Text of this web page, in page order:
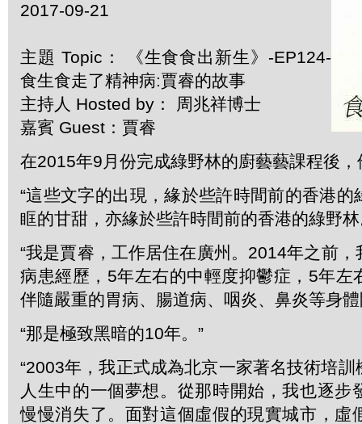
2017-09-21
主題 Topic： 《生食食出新生》-EP124-
食生食走了精神病:賈睿的故事
主持人 Hosted by： 周兆祥博士
嘉賓 Guest：賈睿
在2015年9月份完成綠野林的廚藝藝課程後
“這些文字的出現，緣於些許時間前的香港的
眶的甘甜，亦緣於些許時間前的香港的綠野林
“我是賈睿，工作居住在廣州。2014年之前
病患經歷，5年左右的中輕度抑鬱症，5年左
伴隨嚴重的胃病、腸道病、咽炎、鼻炎等身體
“那是極致黑暗的10年。”
“2003年，我正式成為北京一家著名技術培
人生中的一個夢想。從那時開始，我也逐步
慢慢消失了。面對這個虛假的現實城市，虛